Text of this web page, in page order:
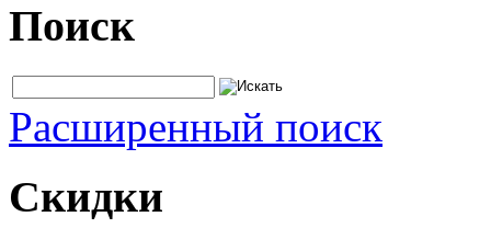
Поиск
Расширенный поиск
Скидки